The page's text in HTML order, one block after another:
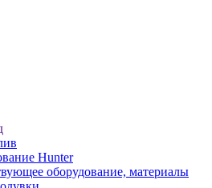
Hunter
оборудование, материалы